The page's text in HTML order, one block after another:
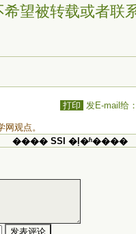
望被转载或者联
打印 发E-mail给
观点。
���� SSI �ļ�ʱ����